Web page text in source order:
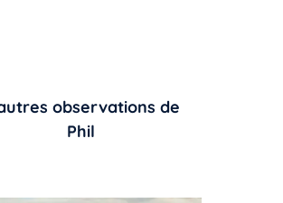
observations de
Phil